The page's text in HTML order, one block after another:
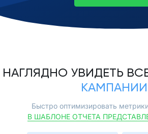
НАГЛЯДНО УВИДЕТЬ
КАМПАНИИ
Быстро оптимизировать
В ШАБЛОНЕ ОТЧЕТА